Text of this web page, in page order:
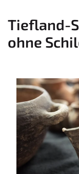
Tiefland-
ohne